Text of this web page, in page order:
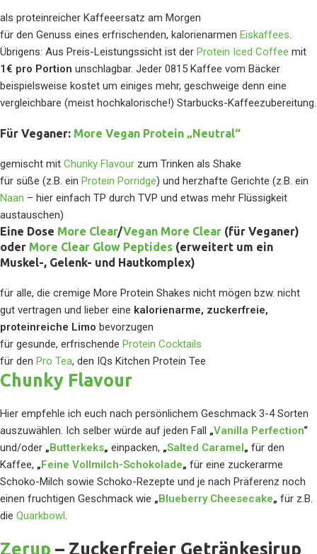
als proteinreicher Kaffeeersatz am Morgen
für den Genuss eines erfrischenden, kalorienarmen Eiskaffees.
Übrigens: Aus Preis-Leistungssicht ist der Protein Iced Coffee mit
1€ pro Portion unschlagbar. Jeder 0815 Kaffee vom Bäcker
beispielsweise kostet um einiges mehr, geschweige denn eine
vergleichbare (meist hochkalorische!) Starbucks-Kaffeezubereitung.
Für Veganer: More Vegan Protein „Neutral“
gemischt mit Chunky Flavour zum Trinken als Shake
für süße (z.B. ein Protein Porridge) und herzhafte Gerichte (z.B. ein
Naan – hier einfach TP durch TVP und etwas mehr Flüssigkeit
austauschen)
Eine Dose More Clear/Vegan More Clear (für Veganer)
oder More Clear Glow Peptides (erweitert um ein
Muskel-, Gelenk- und Hautkomplex)
für alle, die cremige More Protein Shakes nicht mögen bzw. nicht
gut vertragen und lieber eine kalorienarme, zuckerfreie,
proteinreiche Limo bevorzugen
für gesunde, erfrischende Protein Cocktails
für den Pro Tea, den IQs Kitchen Protein Tee
Chunky Flavour
Hier empfehle ich euch nach persönlichem Geschmack 3-4 Sorten
auszuwählen. Ich selber würde auf jeden Fall „Vanilla Perfection“
und/oder „ Butterkeks„ einpacken, „Salted Caramel „ für den
Kaffee, „ Feine Vollmilch-Schokolade„ für eine zuckerarme
Schoko-Milch sowie Schoko-Rezepte und je nach Präferenz noch
einen fruchtigen Geschmack wie „ Blueberry Cheesecake„ für z.B.
die Quarkbowl.
Zerup – Zuckerfreier Getränkesirup